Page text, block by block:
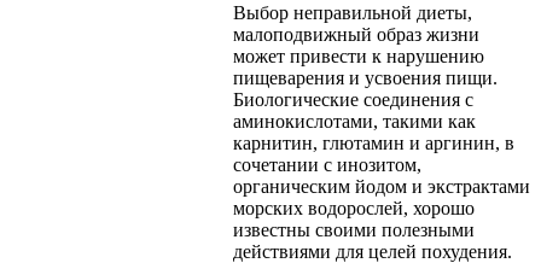
Выбор неправильной диеты,
малоподвижный образ жизни
может привести к нарушению
пищеварения и усвоения пищи.
Биологические соединения с
аминокислотами, такими как
карнитин, глютамин и аргинин, в
сочетании с инозитом,
органическим йодом и экстрактами
морских водорослей, хорошо
известны своими полезными
действиями для целей похудения.